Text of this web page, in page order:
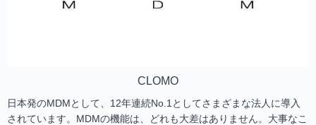
CLOMO
日本発のMDMとして、12年連続No.1としてさまざまな法人に導入
されています。MDMの機能は、どれも大差はありません。大事なこ